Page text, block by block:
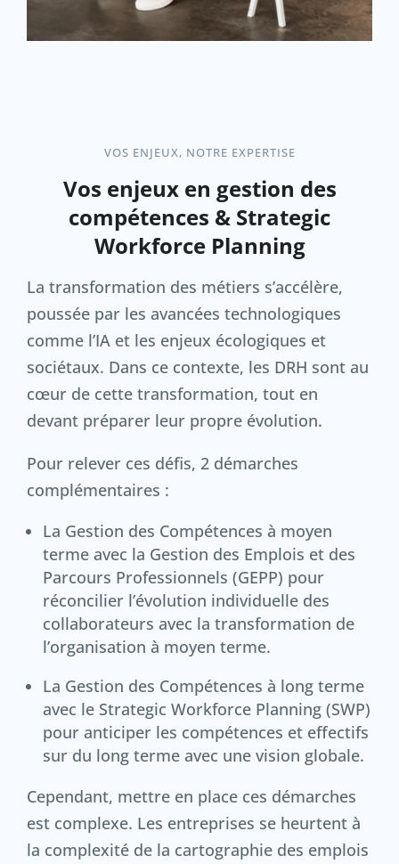
VOS ENJEUX, NOTRE EXPERTISE
Vos enjeux en gestion des
compétences & Strategic
Workforce Planning
La transformation des métiers s’accélère,
poussée par les avancées technologiques
comme l’IA et les enjeux écologiques et
sociétaux. Dans ce contexte, les DRH sont au
cœur de cette transformation, tout en
devant préparer leur propre évolution.
Pour relever ces défis, 2 démarches
complémentaires :
La Gestion des Compétences à moyen
terme avec la Gestion des Emplois et des
Parcours Professionnels (GEPP) pour
réconcilier l’évolution individuelle des
collaborateurs avec la transformation de
l’organisation à moyen terme.
La Gestion des Compétences à long terme
avec le Strategic Workforce Planning (SWP)
pour anticiper les compétences et effectifs
sur du long terme avec une vision globale.
Cependant, mettre en place ces démarches
est complexe. Les entreprises se heurtent à
la complexité de la cartographie des emplois